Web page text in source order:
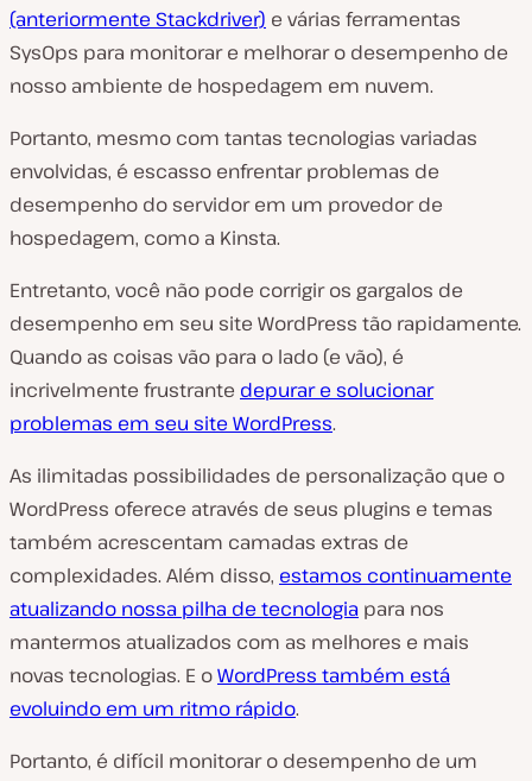
(anteriormente Stackdriver) e várias ferramentas
SysOps para monitorar e melhorar o desempenho de
nosso ambiente de hospedagem em nuvem.
Portanto, mesmo com tantas tecnologias variadas
envolvidas, é escasso enfrentar problemas de
desempenho do servidor em um provedor de
hospedagem, como a Kinsta.
Entretanto, você não pode corrigir os gargalos de
desempenho em seu site WordPress tão rapidamente.
Quando as coisas vão para o lado (e vão), é
incrivelmente frustrante depurar e solucionar
problemas em seu site WordPress.
As ilimitadas possibilidades de personalização que o
WordPress oferece através de seus plugins e temas
também acrescentam camadas extras de
complexidades. Além disso, estamos continuamente
atualizando nossa pilha de tecnologia para nos
mantermos atualizados com as melhores e mais
novas tecnologias. E oWordPress também está
evoluindo em um ritmo rápido.
Portanto, é difícil monitorar o desempenho de um